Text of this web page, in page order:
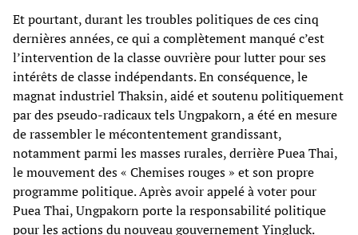
Et pourtant, durant les troubles politiques de ces cinq
dernières années, ce qui a complètement manqué c’est
l’intervention de la classe ouvrière pour lutter pour ses
intérêts de classe indépendants. En conséquence, le
magnat industriel Thaksin, aidé et soutenu politiquement
par des pseudo-radicaux tels Ungpakorn, a été en mesure
de rassembler le mécontentement grandissant,
notamment parmi les masses rurales, derrière Puea Thai,
le mouvement des « Chemises rouges » et son propre
programme politique. Après avoir appelé à voter pour
Puea Thai, Ungpakorn porte la responsabilité politique
pour les actions du nouveau gouvernement Yingluck.